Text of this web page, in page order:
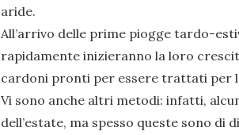
aride.
All’arrivo delle prime piogge tardo-
rapidamente inizieranno la loro
cardoni pronti per essere trattati per
Vi sono anche altri metodi: infatti,
dell’estate, ma spesso queste sono